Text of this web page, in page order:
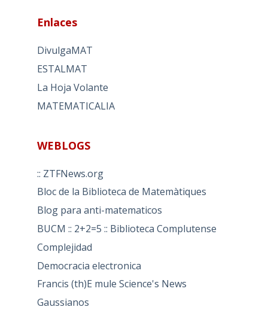
Enlaces
DivulgaMAT
ESTALMAT
La Hoja Volante
MATEMATICALIA
WEBLOGS
:: ZTFNews.org
Bloc de la Biblioteca de Matemàtiques
Blog para anti-matematicos
BUCM :: 2+2=5 :: Biblioteca Complutense
Complejidad
Democracia electronica
Francis (th)E mule Science's News
Gaussianos